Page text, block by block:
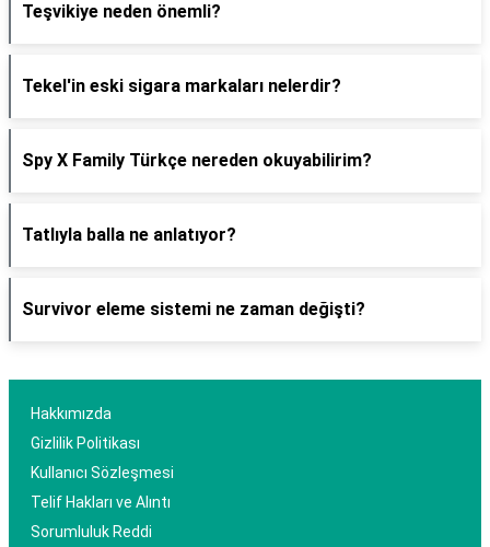
Teşvikiye neden önemli?
Tekel'in eski sigara markaları nelerdir?
Spy X Family Türkçe nereden okuyabilirim?
Tatlıyla balla ne anlatıyor?
Survivor eleme sistemi ne zaman değişti?
Hakkımızda
Gizlilik Politikası
Kullanıcı Sözleşmesi
Telif Hakları ve Alıntı
Sorumluluk Reddi